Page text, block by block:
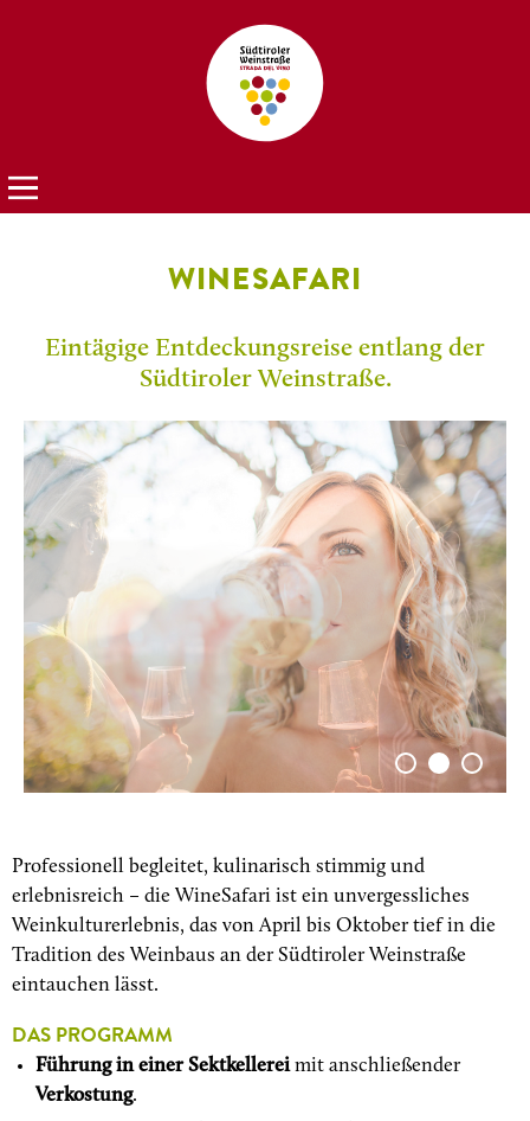
WINESAFARI
Eintägige Entdeckungsreise entlang der
Südtiroler Weinstraße.
Professionell begleitet, kulinarisch stimmig und
erlebnisreich – die WineSafari ist ein unvergessliches
Weinkulturerlebnis, das von April bis Oktober tief in die
Tradition des Weinbaus an der Südtiroler Weinstraße
eintauchen lässt.
DAS PROGRAMM
Führung in einer Sektkellereimit anschließender
Verkostung.